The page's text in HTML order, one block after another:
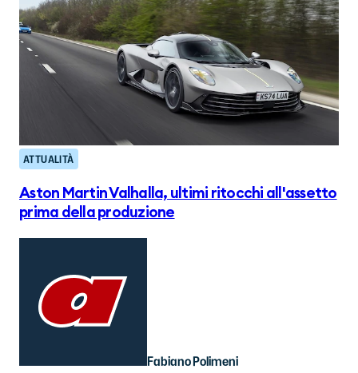
ATTUALITÀ
Aston Martin Valhalla, ultimi ritocchi all'assetto
prima della produzione
Fabiano Polimeni